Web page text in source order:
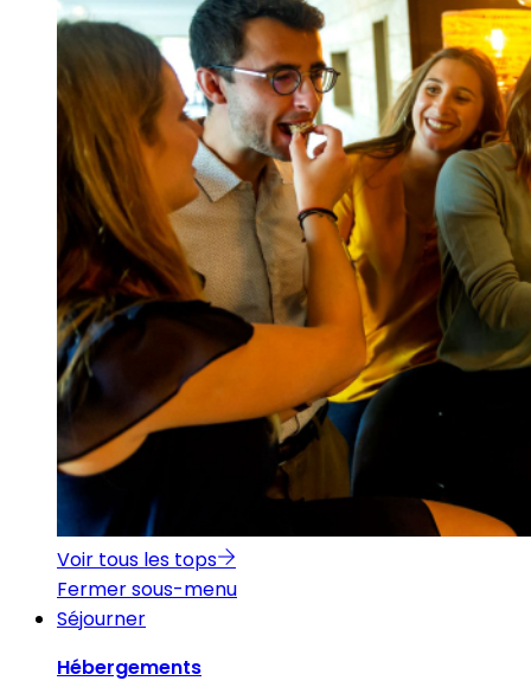
Voir tous les tops
Fermer sous-menu
Séjourner
Hébergements